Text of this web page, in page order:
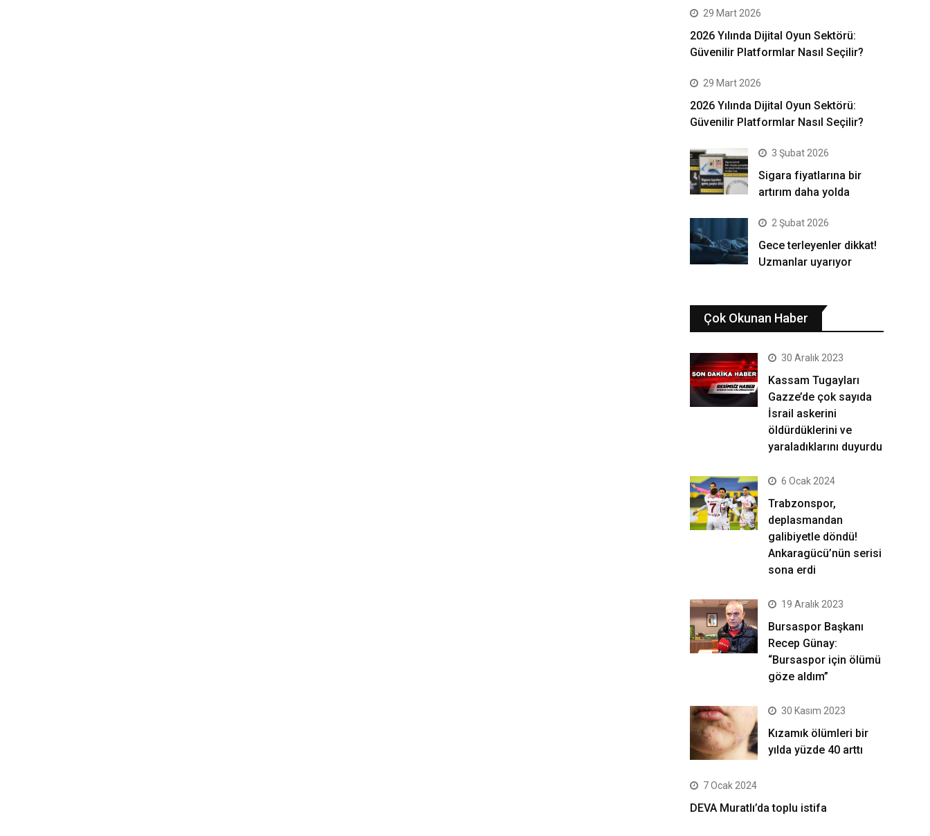
29 Mart 2026
2026 Yılında Dijital Oyun Sektörü:
Güvenilir Platformlar Nasıl Seçilir?
29 Mart 2026
2026 Yılında Dijital Oyun Sektörü:
Güvenilir Platformlar Nasıl Seçilir?
3 Şubat 2026
Sigara fiyatlarına bir
artırım daha yolda
2 Şubat 2026
Gece terleyenler dikkat!
Uzmanlar uyarıyor
Çok Okunan Haber
30 Aralık 2023
Kassam Tugayları
Gazze’de çok sayıda
İsrail askerini
öldürdüklerini ve
yaraladıklarını duyurdu
6 Ocak 2024
Trabzonspor,
deplasmandan
galibiyetle döndü!
Ankaragücü’nün serisi
sona erdi
19 Aralık 2023
Bursaspor Başkanı
Recep Günay:
“Bursaspor için ölümü
göze aldım”
30 Kasım 2023
Kızamık ölümleri bir
yılda yüzde 40 arttı
7 Ocak 2024
DEVA Muratlı’da toplu istifa